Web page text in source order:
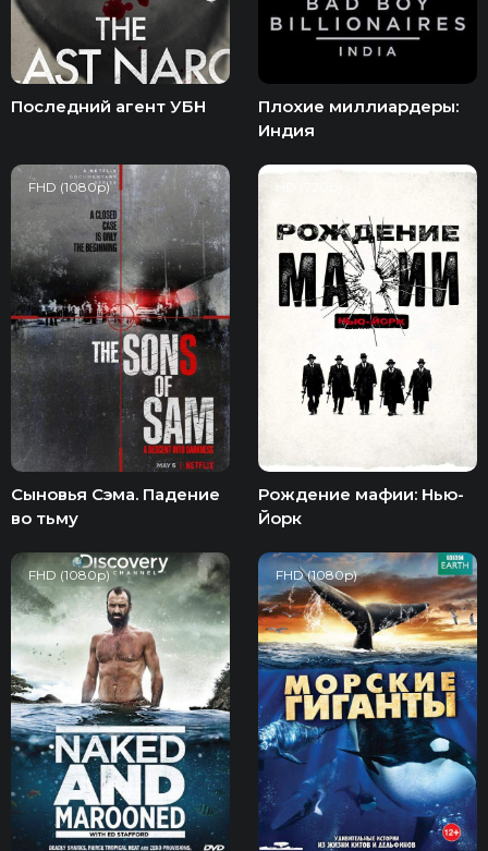
Последний агент УБН
Плохие миллиардеры:
Индия
FHD (1080p)
Сыновья Сэма. Падение
во тьму
HD (720p)
Рождение мафии: Нью-
Йорк
FHD (1080p) FHD (1080p)